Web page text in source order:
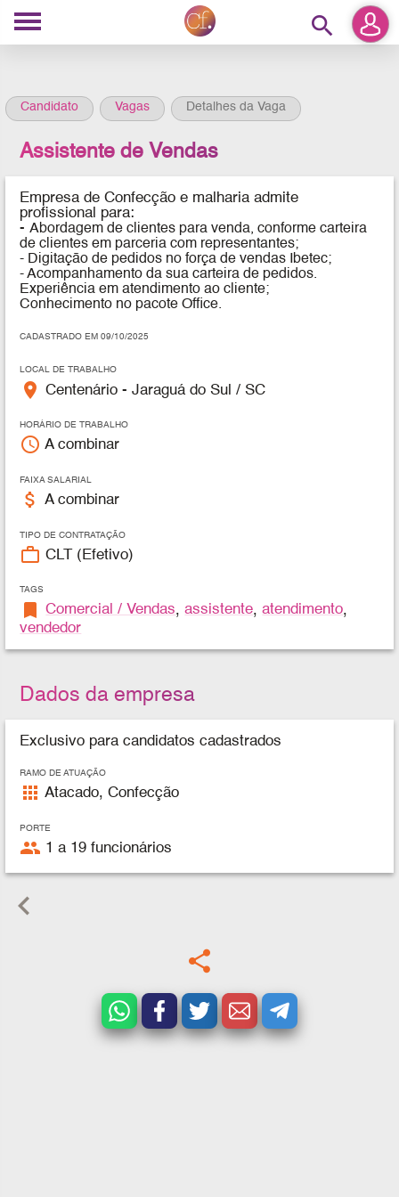
search
Candidato Vagas Detalhes da Vaga
Assistente de Vendas
Empresa de Confecção e malharia admite
profissional para:
-Abordagem de clientes para venda, conforme carteira
de clientes em parceria com representantes;
- Digitação de pedidos no força de vendas Ibetec;
- Acompanhamento da sua carteira de pedidos.
Experiência em atendimento ao cliente;
Conhecimento no pacote Office.
CADASTRADO EM 09/10/2025
LOCAL DE TRABALHO
place Centenário - Jaraguá do Sul / SC
HORÁRIO DE TRABALHO
access_time A combinar
FAIXA SALARIAL
attach_money A combinar
TIPO DE CONTRATAÇÃO
work_outline CLT (Efetivo)
TAGS
bookmark Comercial / Vendas,assistente,atendimento,
vendedor
Dados da empresa
Exclusivo para candidatos cadastrados
RAMO DE ATUAÇÃO
apps Atacado, Confecção
PORTE
people 1 a 19 funcionários
keyboard_arrow_left
share